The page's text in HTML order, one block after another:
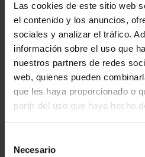
Las cookies de este sitio web
el contenido y los anuncios,
sociales y analizar el tráfico.
información sobre el uso que
nuestros partners de redes
web, quienes pueden
que les haya proporcionado o
partir del uso que haya hecho
Necesario